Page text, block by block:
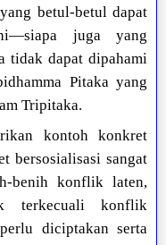
betul-betul dapat
juga yang
tidak dapat dipahami
Pitaka yang
Tripitaka.
kontoh konkret
bersosialisasi sangat
benih konflik laten,
terkecuali konflik
diciptakan serta